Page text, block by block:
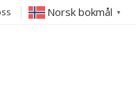
Norsk bokmål ▼